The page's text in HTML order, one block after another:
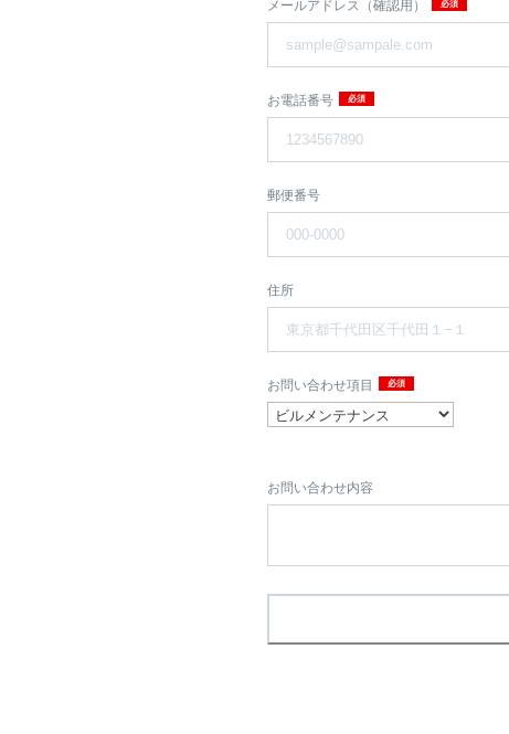
メールアドレス（確認用）
お電話番号
郵便番号
住所
お問い合わせ項目
お問い合わせ内容